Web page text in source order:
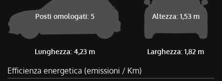
Posti omologati: 5
Lunghezza: 4,23 m
Altezza: 1,53 m
Larghezza: 1,82 m
Efficienza energetica (emissioni / Km)